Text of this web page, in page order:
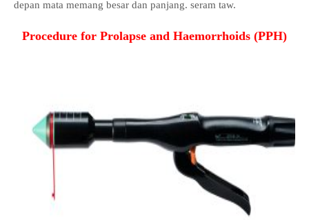
depan mata memang besar dan panjang. seram taw.
Procedure for Prolapse and Haemorrhoids (PPH)